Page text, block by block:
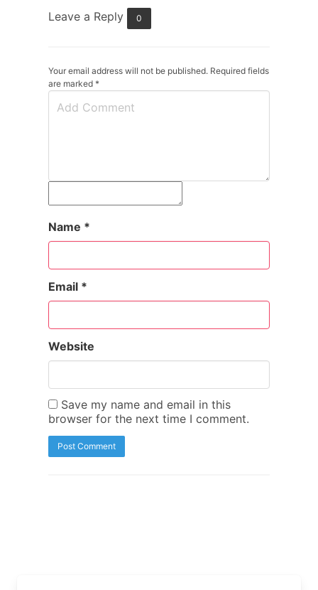
Leave a Reply 0
Your email address will not be published. Required fields
are marked *
Name *
Email *
Website
Save my name and email in this
browser for the next time I comment.